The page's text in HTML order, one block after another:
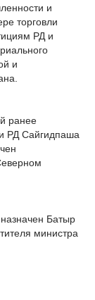
и
торговли
РД и
и
ранее
РД Сайгидпаша
Батыр
министра